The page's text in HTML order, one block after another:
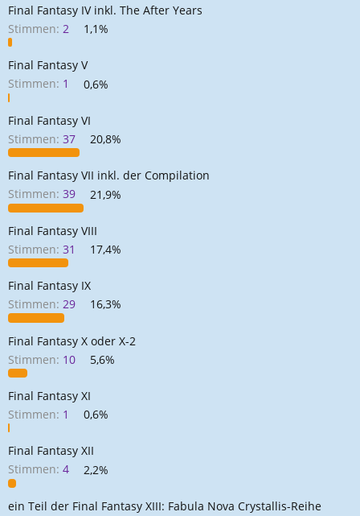
Final Fantasy IV inkl. The After Years
Stimmen: 2 1,1%
Final Fantasy V
Stimmen: 1 0,6%
Final Fantasy VI
Stimmen: 37 20,8%
Final Fantasy VII inkl. der Compilation
Stimmen: 39 21,9%
Final Fantasy VIII
Stimmen: 31 17,4%
Final Fantasy IX
Stimmen: 29 16,3%
Final Fantasy X oder X-2
Stimmen: 10 5,6%
Final Fantasy XI
Stimmen: 1 0,6%
Final Fantasy XII
Stimmen: 4 2,2%
ein Teil der Final Fantasy XIII: Fabula Nova Crystallis-Reihe